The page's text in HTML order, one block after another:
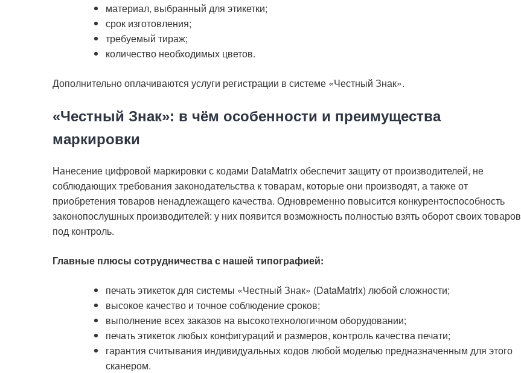
материал, выбранный для этикетки;
срок изготовления;
требуемый тираж;
количество необходимых цветов.
Дополнительно оплачиваются услуги регистрации в системе «Честный Знак».
«Честный Знак»: в чём особенности и преимущества
маркировки
Нанесение цифровой маркировки с кодами DataMatrix обеспечит защиту от производителей, не
соблюдающих требования законодательства к товарам, которые они производят, а также от
приобретения товаров ненадлежащего качества. Одновременно повысится конкурентоспособность
законопослушных производителей: у них появится возможность полностью взять оборот своих товаров
под контроль.
Главные плюсы сотрудничества с нашей типографией:
печать этикеток для системы «Честный Знак» (DataMatrix) любой сложности;
высокое качество и точное соблюдение сроков;
выполнение всех заказов на высокотехнологичном оборудовании;
печать этикеток любых конфигураций и размеров, контроль качества печати;
гарантия считывания индивидуальных кодов любой моделью предназначенным для этого
сканером.